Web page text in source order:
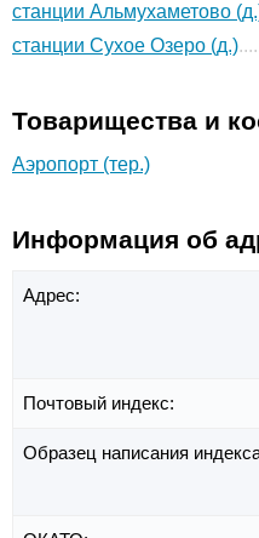
станции Альмухаметово
станции Сухое Озеро (д.)
Товарищества и
Аэропорт (тер.)
Информация об
Адрес:
Почтовый индекс:
Образец написания